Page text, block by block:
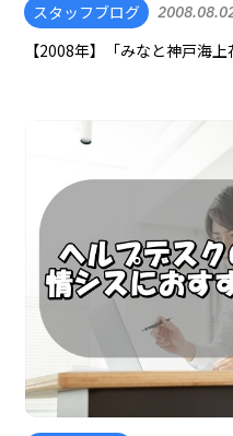
スタッフブログ
【2008年】「みなと神戸海